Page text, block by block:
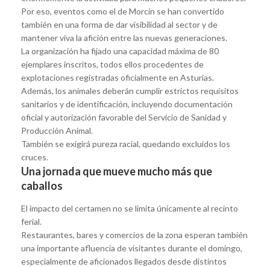
Por eso, eventos como el de Morcín se han convertido
también en una forma de dar visibilidad al sector y de
mantener viva la afición entre las nuevas generaciones.
La organización ha fijado una capacidad máxima de 80
ejemplares inscritos, todos ellos procedentes de
explotaciones registradas oficialmente en Asturias.
Además, los animales deberán cumplir estrictos requisitos
sanitarios y de identificación, incluyendo documentación
oficial y autorización favorable del Servicio de Sanidad y
Producción Animal.
También se exigirá pureza racial, quedando excluidos los
cruces.
Una jornada que mueve mucho más que
caballos
El impacto del certamen no se limita únicamente al recinto
ferial.
Restaurantes, bares y comercios de la zona esperan también
una importante afluencia de visitantes durante el domingo,
especialmente de aficionados llegados desde distintos